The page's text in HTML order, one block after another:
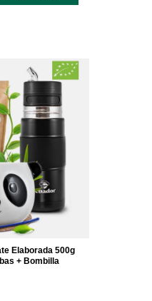
Elaborada 500g
+ Bombilla